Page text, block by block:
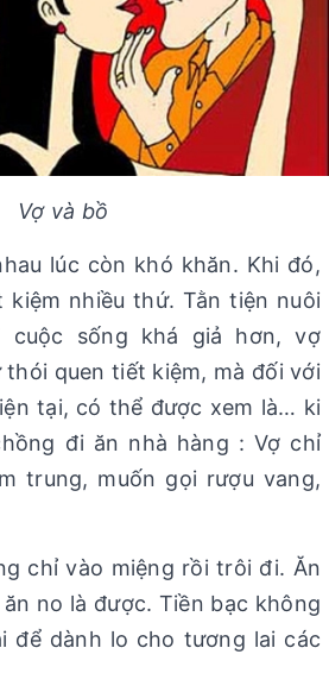
Vợ và bồ
lúc còn khó khăn. Khi đó,
kiệm nhiều thứ. Tằn tiện nuôi
cuộc sống khá giả hơn, vợ
quen tiết kiệm, mà đối với
tại, có thể được xem là… ki
đi ăn nhà hàng : Vợ chỉ
trung, muốn gọi rượu vang,
chỉ vào miệng rồi trôi đi. Ăn
no là được. Tiền bạc không
để dành lo cho tương lai các